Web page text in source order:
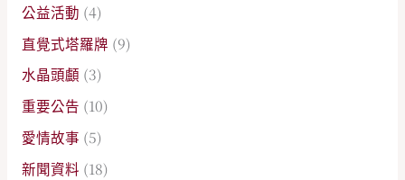
公益活動 (4)
直覺式塔羅牌 (9)
水晶頭顱 (3)
重要公告 (10)
愛情故事 (5)
新聞資料 (18)